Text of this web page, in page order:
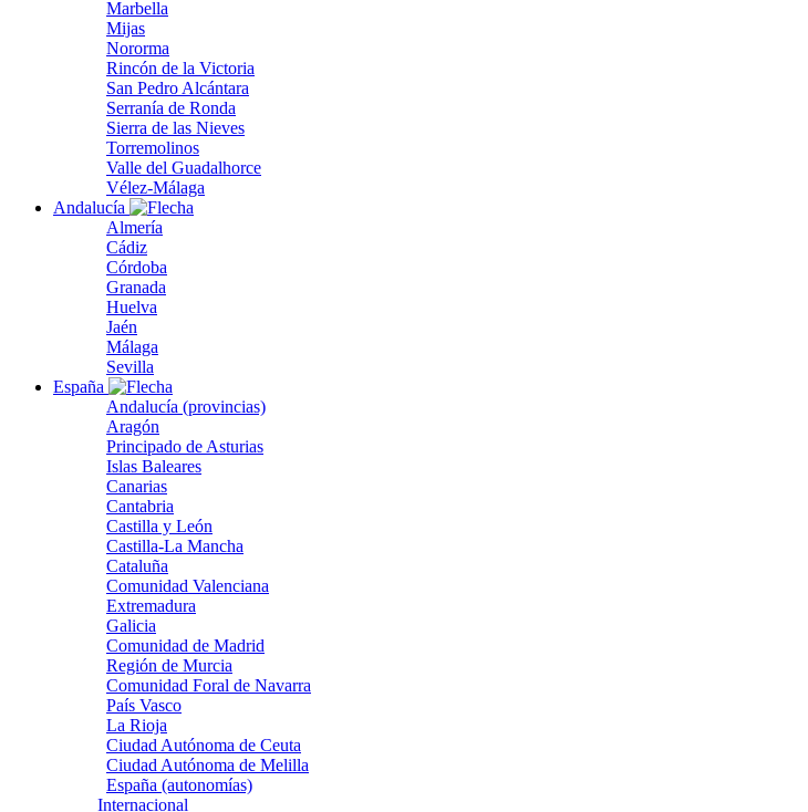
Marbella
Mijas
Nororma
Rincón de la Victoria
San Pedro Alcántara
Serranía de Ronda
Sierra de las Nieves
Torremolinos
Valle del Guadalhorce
Vélez-Málaga
Andalucía
Almería
Cádiz
Córdoba
Granada
Huelva
Jaén
Málaga
Sevilla
España
Andalucía (provincias)
Aragón
Principado de Asturias
Islas Baleares
Canarias
Cantabria
Castilla y León
Castilla-La Mancha
Cataluña
Comunidad Valenciana
Extremadura
Galicia
Comunidad de Madrid
Región de Murcia
Comunidad Foral de Navarra
País Vasco
La Rioja
Ciudad Autónoma de Ceuta
Ciudad Autónoma de Melilla
España (autonomías)
Internacional